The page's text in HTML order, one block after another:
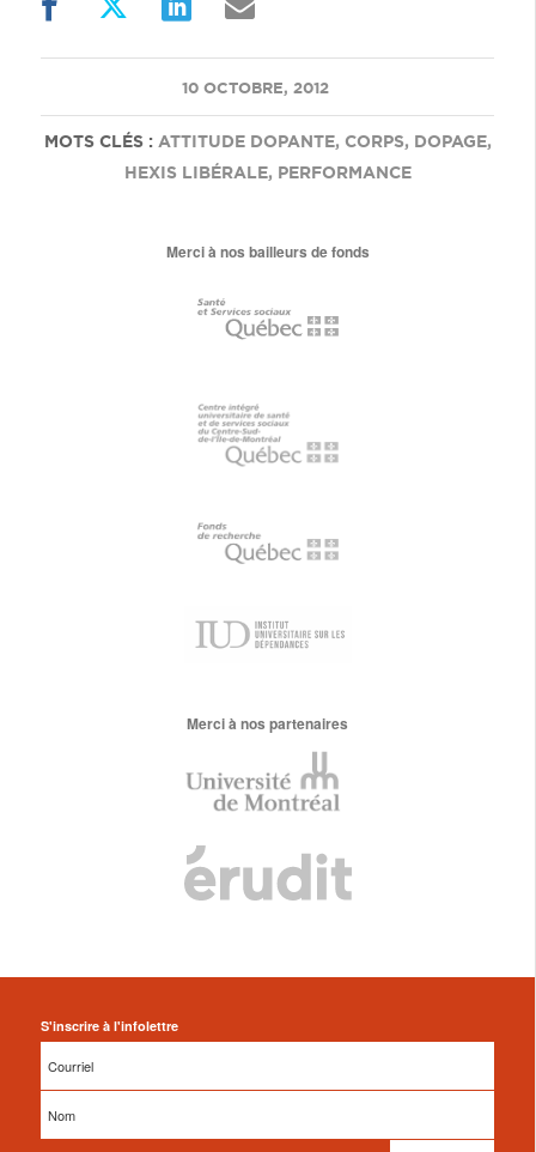
10 OCTOBRE, 2012
/
MOTS CLÉS : ATTITUDE DOPANTE, CORPS, DOPAGE,
HEXIS LIBÉRALE, PERFORMANCE
Merci à nos bailleurs de fonds
Merci à nos partenaires
S'inscrire à l'infolettre